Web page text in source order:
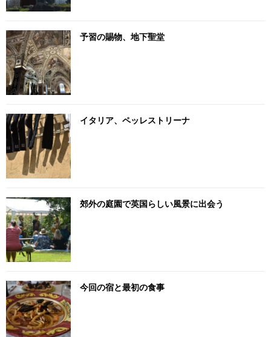
予習の賜物、地下聖堂
イタリア、ペッレストリーナ
郊外の庭園で英国らしい風景に出会う
今回の宿と最初の食事